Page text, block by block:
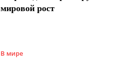
мировой рост
В мире